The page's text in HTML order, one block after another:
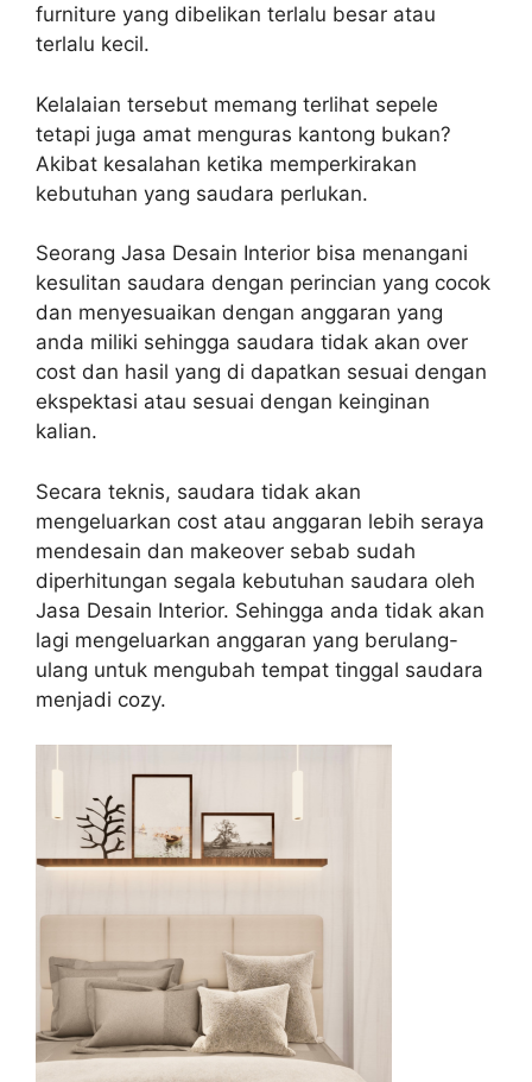
furniture yang dibelikan terlalu besar atau
terlalu kecil.
Kelalaian tersebut memang terlihat sepele
tetapi juga amat menguras kantong bukan?
Akibat kesalahan ketika memperkirakan
kebutuhan yang saudara perlukan.
Seorang Jasa Desain Interior bisa menangani
kesulitan saudara dengan perincian yang cocok
dan menyesuaikan dengan anggaran yang
anda miliki sehingga saudara tidak akan over
cost dan hasil yang di dapatkan sesuai dengan
ekspektasi atau sesuai dengan keinginan
kalian.
Secara teknis, saudara tidak akan
mengeluarkan cost atau anggaran lebih seraya
mendesain dan makeover sebab sudah
diperhitungan segala kebutuhan saudara oleh
Jasa Desain Interior. Sehingga anda tidak akan
lagi mengeluarkan anggaran yang berulang-
ulang untuk mengubah tempat tinggal saudara
menjadi cozy.